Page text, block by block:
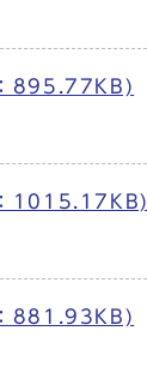
895.77KB)
1015.17KB)
881.93KB)